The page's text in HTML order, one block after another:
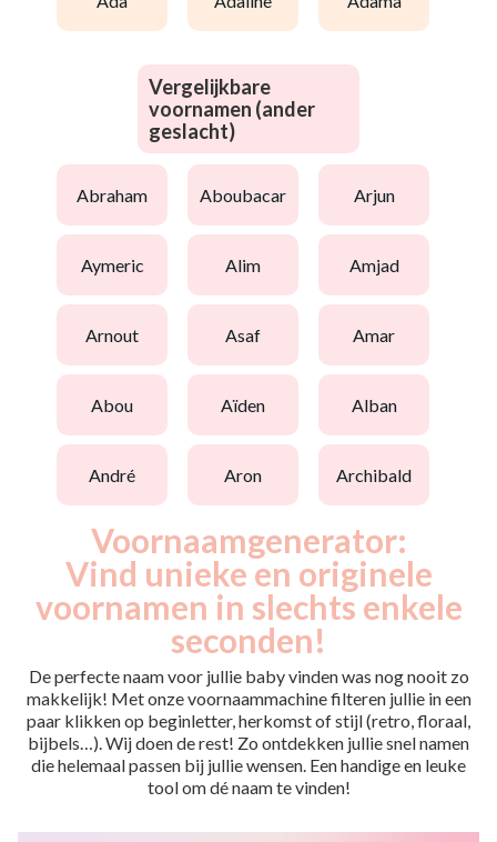
Vergelijkbare
voornamen (ander
geslacht)
abraham aboubacar arjun
aymeric alim amjad
arnout asaf amar
abou aïden alban
andré aron archibald
Voornaamgenerator:
Vind unieke en originele
voornamen in slechts enkele
seconden!
De perfecte naam voor jullie baby vinden was nog nooit zo
makkelijk! Met onze voornaammachine filteren jullie in een
paar klikken op beginletter, herkomst of stijl (retro, floraal,
bijbels…). Wij doen de rest! Zo ontdekken jullie snel namen
die helemaal passen bij jullie wensen. Een handige en leuke
tool om dé naam te vinden!